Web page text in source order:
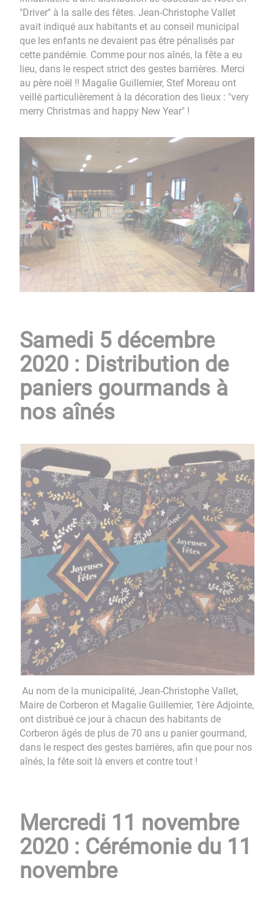
"Driver" à la salle des fêtes. Jean-Christophe Vallet
avait indiqué aux habitants et au conseil municipal
que les enfants ne devaient pas être pénalisés par
cette pandémie. Comme pour nos aînés, la fête a eu
lieu, dans le respect strict des gestes barrières. Merci
au père noël !! Magalie Guillemier, Stef Moreau ont
veillé particulièrement à la décoration des lieux : "very
merry Christmas and happy New Year" !
Samedi 5 décembre
2020 : Distribution de
paniers gourmands à
nos aînés
Au nom de la municipalité, Jean-Christophe Vallet,
Maire de Corberon et Magalie Guillemier, 1ère Adjointe,
ont distribué ce jour à chacun des habitants de
Corberon âgés de plus de 70 ans u panier gourmand,
dans le respect des gestes barrières, afin que pour nos
aînés, la fête soit là envers et contre tout !
Mercredi 11 novembre
2020 : Cérémonie du 11
novembre